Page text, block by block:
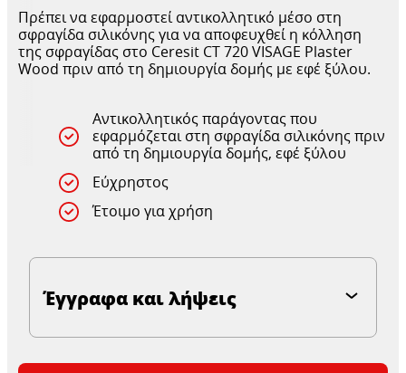
Πρέπει να εφαρμοστεί αντικολλητικό μέσο στη
σφραγίδα σιλικόνης για να αποφευχθεί η κόλληση
της σφραγίδας στο Ceresit CT 720 VISAGE Plaster
Wood πριν από τη δημιουργία δομής με εφέ ξύλου.
Αντικολλητικός παράγοντας που
εφαρμόζεται στη σφραγίδα σιλικόνης πριν
από τη δημιουργία δομής, εφέ ξύλου
Εύχρηστος
Έτοιμο για χρήση
Έγγραφα και λήψεις